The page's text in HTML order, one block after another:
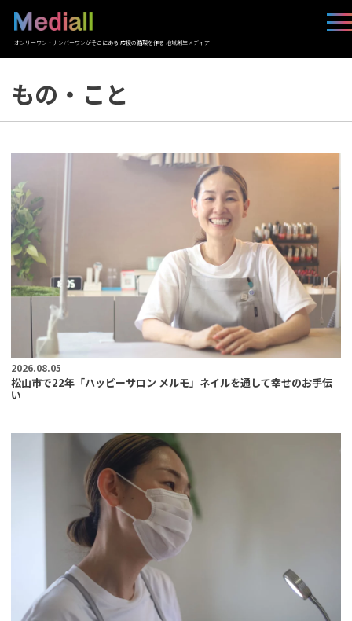
オンリーワン・ナンバーワンがそこにある 応援の循環を作る 地域創生メディア
もの・こと
2026.08.05
松山市で22年「ハッピーサロン メルモ」ネイルを通して幸せのお手伝
い